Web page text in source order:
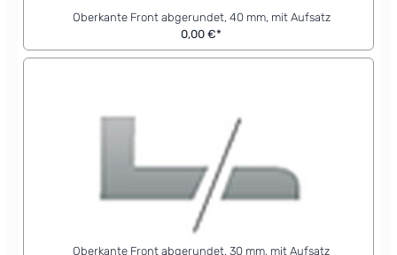
Oberkante Front abgerundet, 40 mm, mit Aufsatz
0,00 €*
Oberkante Front abgerundet, 30 mm, mit Aufsatz